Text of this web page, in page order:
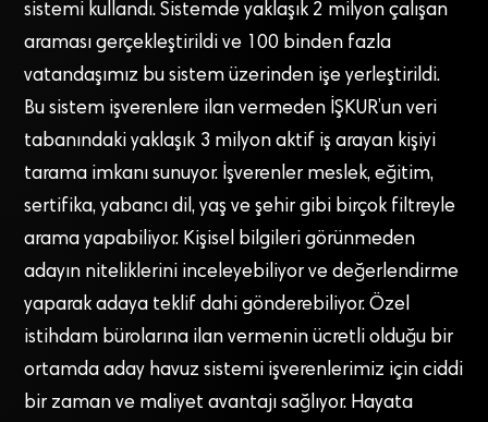
sistemi kullandı. Sistemde yaklaşık 2 milyon çalışan
araması gerçekleştirildi ve 100 binden fazla
vatandaşımız bu sistem üzerinden işe yerleştirildi.
Bu sistem işverenlere ilan vermeden İŞKUR’un veri
tabanındaki yaklaşık 3 milyon aktif iş arayan kişiyi
tarama imkanı sunuyor. İşverenler meslek, eğitim,
sertifika, yabancı dil, yaş ve şehir gibi birçok filtreyle
arama yapabiliyor. Kişisel bilgileri görünmeden
adayın niteliklerini inceleyebiliyor ve değerlendirme
yaparak adaya teklif dahi gönderebiliyor. Özel
istihdam bürolarına ilan vermenin ücretli olduğu bir
ortamda aday havuz sistemi işverenlerimiz için ciddi
bir zaman ve maliyet avantajı sağlıyor. Hayata